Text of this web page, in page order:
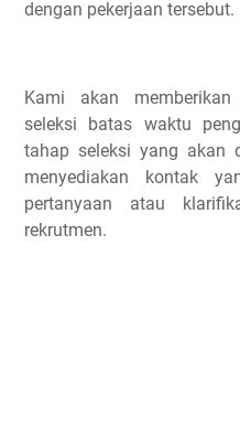
dengan pekerjaan tersebut.
Kami akan
seleksi batas waktu
tahap seleksi yang akan
menyediakan kontak
pertanyaan atau
rekrutmen.